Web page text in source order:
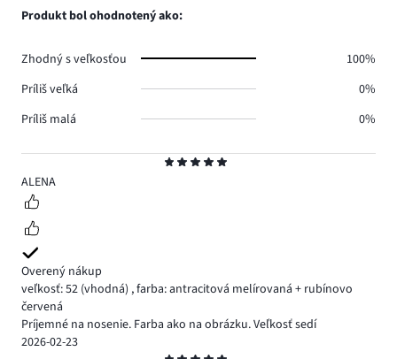
5
ALENA
Overený nákup
veľkosť: 52 (vhodná) ,farba: antracitová melírovaná + rubínovo
červená
Príjemné na nosenie. Farba ako na obrázku. Veľkosť sedí
2026-02-23
Produkt bol ohodnotený ako:
Zhodný s veľkosťou
100%
Príliš veľká
0%
Príliš malá
0%